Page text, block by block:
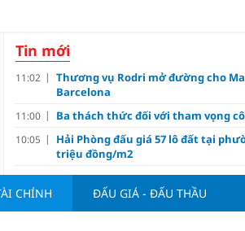
Tin mới
11:02
Thương vụ Rodri mở đường cho
Barcelona
11:00 Ba thách thức đối với tham vọng
10:05
Hải Phòng đấu giá 57 lô đất tại
triệu đồng/m2
09:10 Đề xuất nghỉ 4 ngày liên tục dịp
09:00 “Chìa khóa” triển khai ESG thực
CHÍNH ĐẤU GIÁ - ĐẤU THẦU